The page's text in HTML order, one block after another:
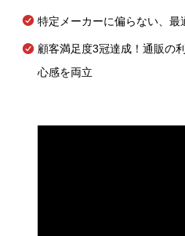
特定メーカーに偏らない、最
顧客満足度3冠達成！通販の
心感を両立